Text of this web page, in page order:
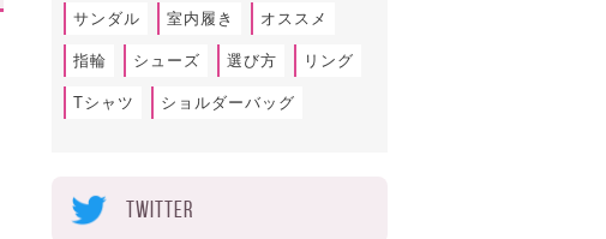
サンダル 室内履き オススメ
指輪 シューズ 選び方 リング
Tシャツ ショルダーバッグ
TWITTER